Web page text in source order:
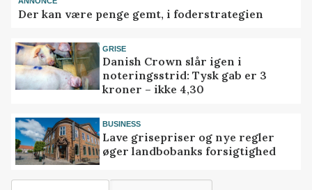
Der kan være penge gemt, i foderstrategien
GRISE
Danish Crown slår igen i
noteringsstrid: Tysk gab er 3
kroner – ikke 4,30
BUSINESS
Lave grisepriser og nye regler
øger landbobanks forsigtighed